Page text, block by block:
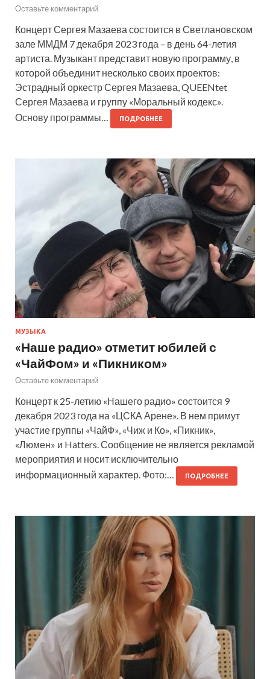
Оставьте комментарий
Концерт Сергея Мазаева состоится в Светлановском
зале ММДМ 7 декабря 2023 года – в день 64-летия
артиста. Музыкант представит новую программу, в
которой объединит несколько своих проектов:
Эстрадный оркестр Сергея Мазаева, QUEENtet
Сергея Мазаева и группу «Моральный кодекс».
Основу программы…
ПОДРОБНЕЕ
МУЗЫКА
«Наше радио» отметит юбилей с
«ЧайФом» и «Пикником»
Оставьте комментарий
Концерт к 25-летию «Нашего радио» состоится 9
декабря 2023 года на «ЦСКА Арене». В нем примут
участие группы «ЧайФ», «Чиж и Ко», «Пикник»,
«Люмен» и Hatters. Сообщение не является рекламой
мероприятия и носит исключительно
информационный характер. Фото:…
ПОДРОБНЕЕ